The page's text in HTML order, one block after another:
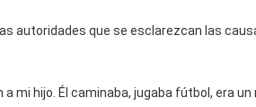
autoridades que se esclarezcan las
mi hijo. Él caminaba, jugaba fútbol, era un